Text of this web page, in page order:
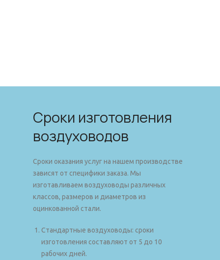
Сроки изготовления
воздуховодов
Сроки оказания услуг на нашем производстве
зависят от специфики заказа. Мы
изготавливаем воздуховоды различных
классов, размеров и диаметров из
оцинкованной стали.
Стандартные воздуховоды: сроки
изготовления составляют от 5 до 10
рабочих дней.